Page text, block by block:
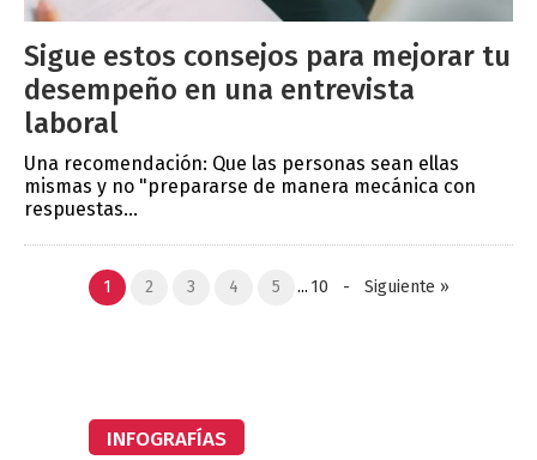
Sigue estos consejos para mejorar tu
desempeño en una entrevista
laboral
Una recomendación: Que las personas sean ellas
mismas y no "prepararse de manera mecánica con
respuestas...
1 2 3 4 5 ... 10 - Siguiente »
INFOGRAFÍAS